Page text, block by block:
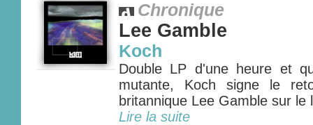
Chronique
Lee Gamble
Koch
Double LP d'une heure et
mutante, Koch signe le
britannique Lee Gamble sur le
Lire la suite